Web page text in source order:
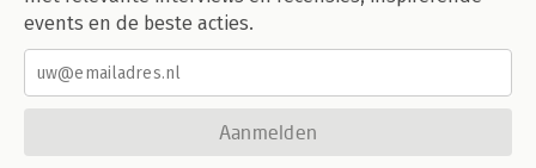
events en de beste acties.
Aanmelden